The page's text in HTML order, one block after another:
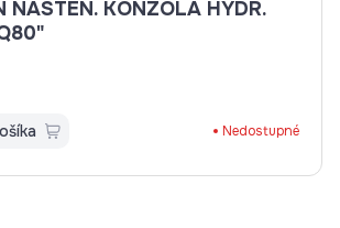
NÁSTEN. KONZOLA HYDR.
Nedostupné